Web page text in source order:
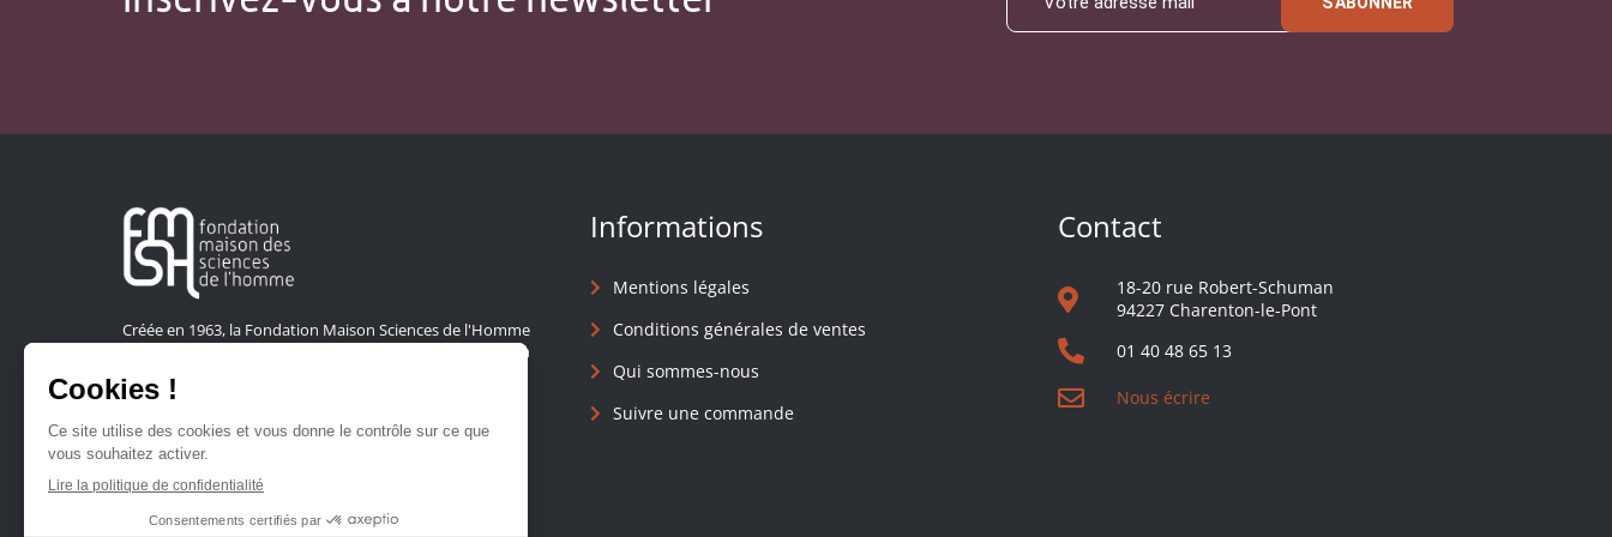
Créée en 1963, la Fondation Maison Sciences de l'Homme
soutient la recherche et la diffusion des connaissances en
Informations
Mentions légales
Conditions générales de ventes
Qui sommes-nous
Suivre une commande
Contact
18-20 rue Robert-Schuman
94227 Charenton-le-Pont
01 40 48 65 13
Nous écrire